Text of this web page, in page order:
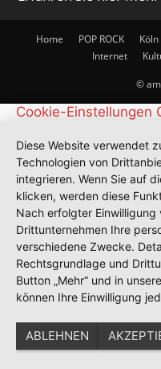
Home POP ROCK Köln
Internet
©
Cookie-Einstellungen
Diese Website verwendet
Technologien von
integrieren. Wenn Sie auf
klicken, werden diese
Nach erfolgter
Drittunternehmen Ihre
verschiedene Zwecke.
Rechtsgrundlage und
Button „Mehr“ und in
können Ihre Einwilligung
ABLEHNEN